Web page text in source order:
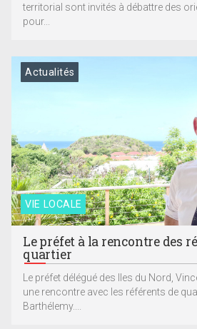
territorial sont invités à débattre des
pour...
VIE LOCALE
Actualités
Le préfet à la rencontre des
quartier
Le préfet délégué des Iles du Nord,
une rencontre avec les référents de
Barthélemy....